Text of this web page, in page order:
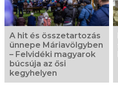
A hit és összetartozás
ünnepe Máriavölgyben
– Felvidéki magyarok
búcsúja az ősi
kegyhelyen